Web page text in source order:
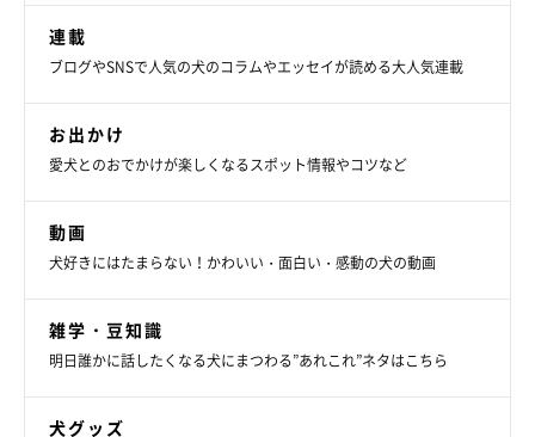
連載
ブログやSNSで人気の犬のコラムやエッセイが読める大人気連載
お出かけ
愛犬とのおでかけが楽しくなるスポット情報やコツなど
動画
犬好きにはたまらない！かわいい・面白い・感動の犬の動画
雑学・豆知識
明日誰かに話したくなる犬にまつわる”あれこれ”ネタはこちら
犬グッズ